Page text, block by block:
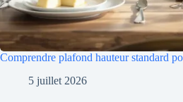
Comprendre plafond hauteur standard
5 juillet 2026